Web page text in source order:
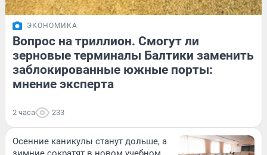
ЭКОНОМИКА
Вопрос на триллион. Смогут ли
зерновые терминалы Балтики заменить
заблокированные южные порты:
мнение эксперта
2 часа 233
Осенние каникулы станут дольше, а